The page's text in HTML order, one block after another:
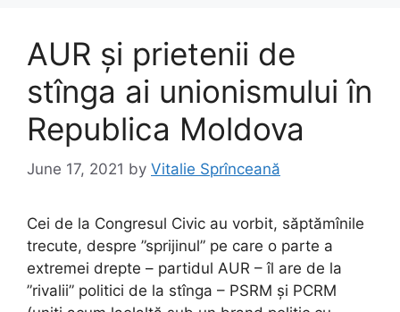
k
AUR și prietenii de
stînga ai unionismului în
Republica Moldova
June 17, 2021 by Vitalie Sprînceană
Cei de la Congresul Civic au vorbit, săptămînile
trecute, despre ”sprijinul” pe care o parte a
extremei drepte – partidul AUR – îl are de la
”rivalii” politici de la stînga – PSRM și PCRM